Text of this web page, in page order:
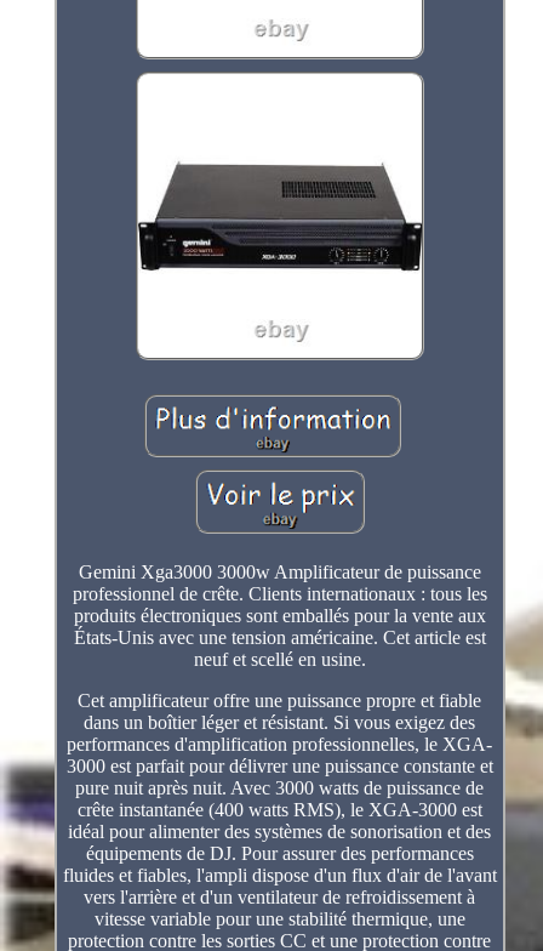
Gemini Xga3000 3000w Amplificateur de puissance
professionnel de crête. Clients internationaux : tous les
produits électroniques sont emballés pour la vente aux
États-Unis avec une tension américaine. Cet article est
neuf et scellé en usine.
Cet amplificateur offre une puissance propre et fiable
dans un boîtier léger et résistant. Si vous exigez des
performances d'amplification professionnelles, le XGA-
3000 est parfait pour délivrer une puissance constante et
pure nuit après nuit. Avec 3000 watts de puissance de
crête instantanée (400 watts RMS), le XGA-3000 est
idéal pour alimenter des systèmes de sonorisation et des
équipements de DJ. Pour assurer des performances
fluides et fiables, l'ampli dispose d'un flux d'air de l'avant
vers l'arrière et d'un ventilateur de refroidissement à
vitesse variable pour une stabilité thermique, une
protection contre les sorties CC et une protection contre